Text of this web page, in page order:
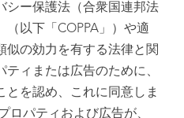
シー保護法（合衆国連邦法
（以下「COPPA」）や適
似の効力を有する法律と関
ィまたは広告のために、
とを認め、これに同意しま
ロパティおよび広告が、